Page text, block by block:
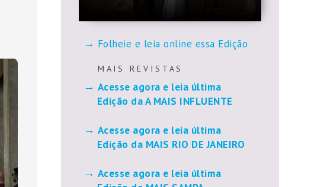
Folheie e leia online essa Edição
M A I S R E V I S T A S
Acesse agora e leia última
Edição da A MAIS INFLUENTE
Acesse agora e leia última
Edição da MAIS RIO DE JANEIRO
Acesse agora e leia última